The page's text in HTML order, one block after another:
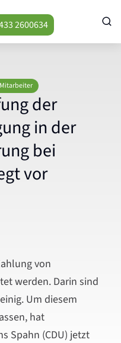
2600634
der
in der
bei
vor
von
werden. Darin sind
Um diesem
hat
Spahn (CDU) jetzt